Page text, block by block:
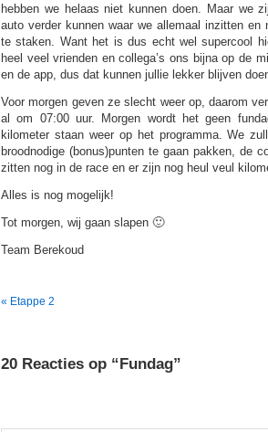
hebben we helaas niet kunnen doen. Maar we
auto verder kunnen waar we allemaal inzitten en
te staken. Want het is dus echt wel supercool
heel veel vrienden en collega’s ons bijna op de
en de app, dus dat kunnen jullie lekker blijven
Voor morgen geven ze slecht weer op, daarom
al om 07:00 uur. Morgen wordt het geen
kilometer staan weer op het programma. We
broodnodige (bonus)punten te gaan pakken, de
zitten nog in de race en er zijn nog heul veul
Alles is nog mogelijk!
Tot morgen, wij gaan slapen 🙂
Team Berekoud
« Etappe 2
20 Reacties op “Fundag”